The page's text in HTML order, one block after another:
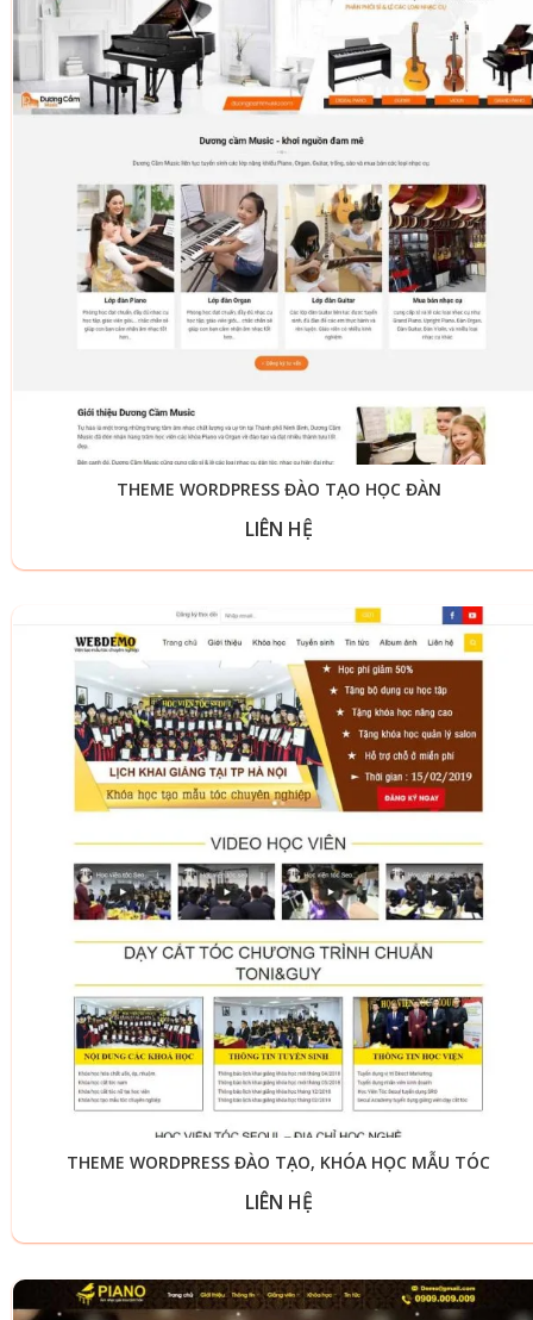
THEME WORDPRESS ĐÀO TẠO HỌC ĐÀN
LIÊN HỆ
THEME WORDPRESS ĐÀO TẠO, KHÓA HỌC MẪU TÓC
LIÊN HỆ